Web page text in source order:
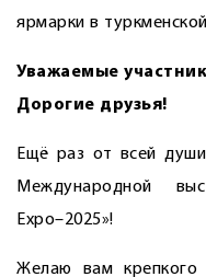
ярмарки в
Уважаемые
Дорогие друзья!
Ещё раз от всей
Международной
Expo–2025»!
Желаю вам крепкого